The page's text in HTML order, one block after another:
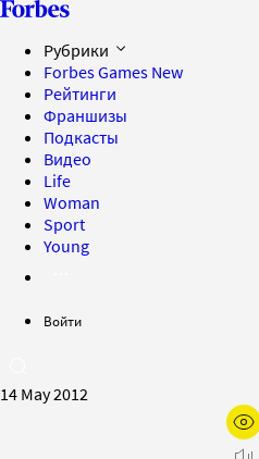
Рубрики
Forbes Games New
Рейтинги
Франшизы
Подкасты
Видео
Life
Woman
Sport
Young
Войти
14 May 2012